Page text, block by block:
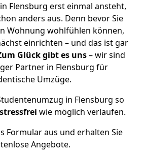
Flensburg erst einmal ansteht,
anders aus. Denn bevor Sie
Wohnung wohlfühlen können,
einrichten – und das ist gar
Glück gibt es uns– wir sind
Partner in Flensburg für
Umzüge.
in Flensburg so
wie möglich verlaufen.
Formular aus und erhalten Sie
Angebote.